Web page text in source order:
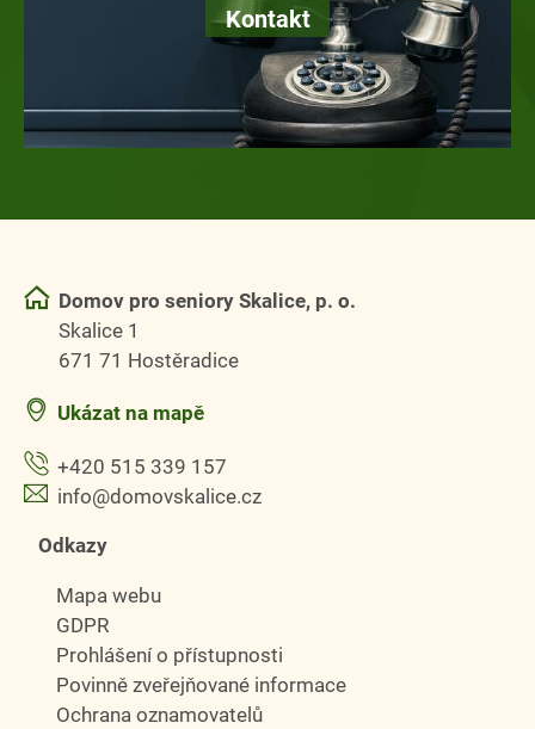
Kontakt
Domov pro seniory Skalice, p. o.
Skalice 1
671 71 Hostěradice
Ukázat na mapě
+420 515 339 157
info@domovskalice.cz
Odkazy
Mapa webu
GDPR
Prohlášení o přístupnosti
Povinně zveřejňované informace
Ochrana oznamovatelů